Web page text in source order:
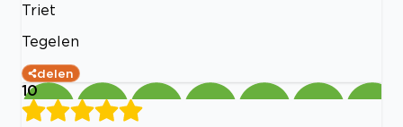
Triet
Tegelen
delen
10